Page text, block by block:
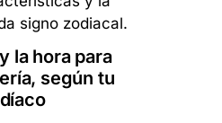
la hora para
según tu